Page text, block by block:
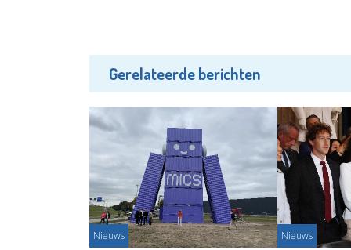
Gerelateerde berichten
Nieuws Nieuws